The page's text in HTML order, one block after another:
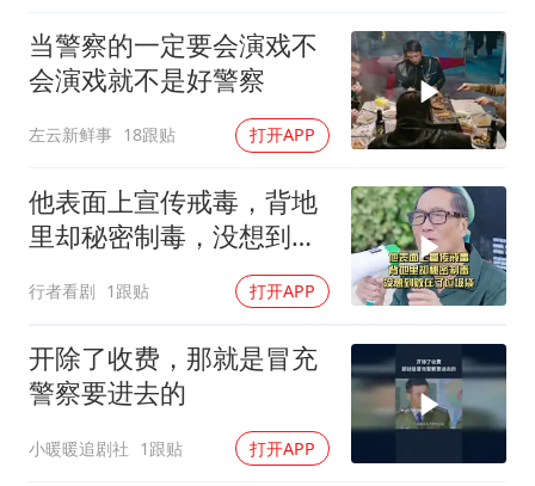
当警察的一定要会演戏不
会演戏就不是好警察
左云新鲜事 18跟贴 打开APP
他表面上宣传戒毒，背地
里却秘密制毒，没想到败
行者看剧 1跟贴 打开APP
开除了收费，那就是冒充
警察要进去的
小暖暖追剧社 1跟贴 打开APP